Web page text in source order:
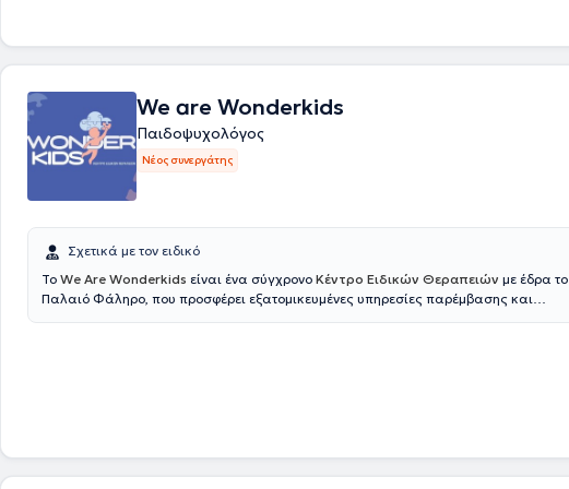
Γλυφάδα. Η ομάδα του χώρου απαρτίζεται από έμπειρους ψυχολόγους-
ψυχοθεραπευτές που εξειδικεύονται σε πλήθος θεμάτων όπως αγχώδεις
μακροχρόνιο πένθος κλπ.. Η προσέγγιση είναι εμπλουτισμένη συστημική με στοιχεία
από την αφηγηματική ψυχολογία και τη θεωρία του συναισθηματικού δεσμού. Στο
χώρο λειτουργούν ομάδες εφήβων, ενηλίκων και γονέων.
We are Wonderkids
Παιδοψυχολόγος
Νέος συνεργάτης
Σχετικά με τον ειδικό
Το We Are Wonderkids είναι ένα σύγχρονο Κέντρο Ειδικών Θεραπειών με έδρα το
Παλαιό Φάληρο, που προσφέρει εξατομικευμένες υπηρεσίες παρέμβασης και